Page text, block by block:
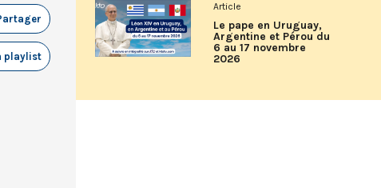
playlist
Article
Le pape en Uruguay,
Argentine et Pérou du
6 au 17 novembre
2026